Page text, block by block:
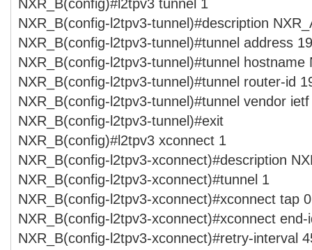
NXR_B(config-l2tpv3-tunnel)#description
NXR_B(config-l2tpv3-tunnel)#tunnel address
NXR_B(config-l2tpv3-tunnel)#tunnel hostname
NXR_B(config-l2tpv3-tunnel)#tunnel router-id
NXR_B(config-l2tpv3-tunnel)#tunnel vendor ietf
NXR_B(config-l2tpv3-tunnel)#exit
NXR_B(config)#l2tpv3 xconnect 1
NXR_B(config-l2tpv3-xconnect)#description
NXR_B(config-l2tpv3-xconnect)#tunnel 1
NXR_B(config-l2tpv3-xconnect)#xconnect tap 0
NXR_B(config-l2tpv3-xconnect)#xconnect end-
NXR_B(config-l2tpv3-xconnect)#retry-interval